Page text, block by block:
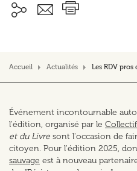
Accueil Actualités Les RDV
Événement incontournable
l'édition, organisé par le
et du Livre sont l'occasion de
citoyen. Pour l'édition 2025,
sauvage est à nouveau